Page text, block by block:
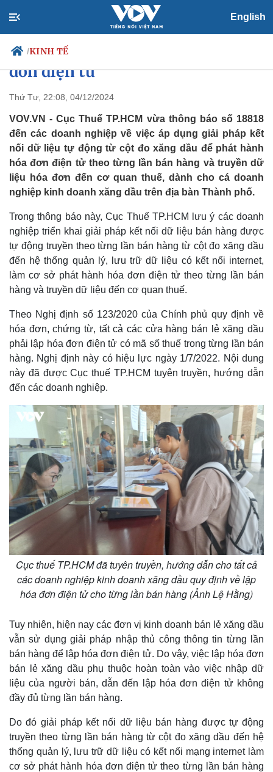
English
/KINH TẾ
Chính trị
Đảng
Tổ chức nhân sự
Quốc hội
Nhận diện sự thật
Xã hội
Tin 24h
Dự báo thời tiết
Giáo dục
Dấu ấn VOV
Việc làm
Biển đảo
Thế giới
Quan sát
Cuộc sống đó đây
Hồ sơ
Multimedia
Video
E-Magazine
Infographic
Nhiều cửa hàng xăng dầu nhập
thủ công thông tin để lập hóa
đơn điện tử
Thứ Tư, 22:08, 04/12/2024
VOV.VN - Cục Thuế TP.HCM vừa thông báo số 18818
đến các doanh nghiệp về việc áp dụng giải pháp kết
nối dữ liệu tự động từ cột đo xăng dầu để phát hành
hóa đơn điện tử theo từng lần bán hàng và truyền dữ
liệu hóa đơn đến cơ quan thuế, dành cho cá doanh
nghiệp kinh doanh xăng dầu trên địa bàn Thành phố.
Trong thông báo này, Cục Thuế TP.HCM lưu ý các doanh
nghiệp triển khai giải pháp kết nối dữ liệu bán hàng được
tự động truyền theo từng lần bán hàng từ cột đo xăng dầu
đến hệ thống quản lý, lưu trữ dữ liệu có kết nối internet,
làm cơ sở phát hành hóa đơn điện tử theo từng lần bán
hàng và truyền dữ liệu đến cơ quan thuế.
Theo Nghị định số 123/2020 của Chính phủ quy định về
hóa đơn, chứng từ, tất cả các cửa hàng bán lẻ xăng dầu
phải lập hóa đơn điện tử có mã số thuế trong từng lần bán
hàng. Nghị định này có hiệu lực ngày 1/7/2022. Nội dung
này đã được Cục thuế TP.HCM tuyên truyền, hướng dẫn
đến các doanh nghiệp.
Cục thuế TP.HCM đã tuyên truyền, hướng dẫn cho tất cả
các doanh nghiệp kinh doanh xăng dầu quy định về lập
hóa đơn điện tử cho từng lần bán hàng (Ảnh Lệ Hằng)
Tuy nhiên, hiện nay các đơn vị kinh doanh bán lẻ xăng dầu
vẫn sử dụng giải pháp nhập thủ công thông tin từng lần
bán hàng để lập hóa đơn điện tử. Do vậy, việc lập hóa đơn
bán lẻ xăng dầu phụ thuộc hoàn toàn vào việc nhập dữ
liệu của người bán, dẫn đến lập hóa đơn điện tử không
đầy đủ từng lần bán hàng.
Do đó giải pháp kết nối dữ liệu bán hàng được tự động
truyền theo từng lần bán hàng từ cột đo xăng dầu đến hệ
thống quản lý, lưu trữ dữ liệu có kết nối mạng internet làm
cơ sở phát hành hóa đơn điện tử theo từng lần bán hàng